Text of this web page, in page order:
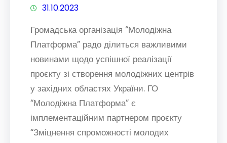
31.10.2023
Громадська організація “Молодіжна
Платформа” радо ділиться важливими
новинами щодо успішної реалізації
проєкту зі створення молодіжних центрів
у західних областях України. ГО
“Молодіжна Платформа” є
імплементаційним партнером проєкту
“Зміцнення спроможності молодих